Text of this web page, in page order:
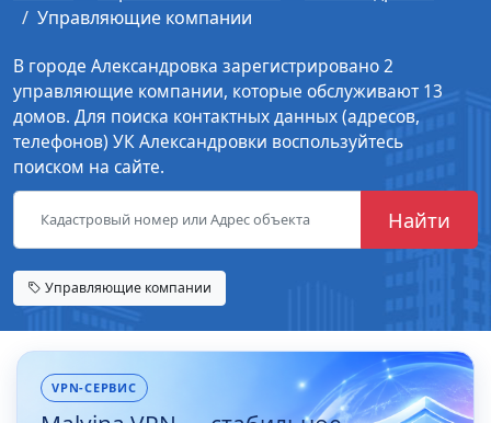
Управляющие компании
В городе Александровка зарегистрировано 2
управляющие компании, которые обслуживают 13
домов. Для поиска контактных данных (адресов,
телефонов) УК Александровки воспользуйтесь
поиском на сайте.
Найти
Управляющие компании
VPN-СЕРВИС